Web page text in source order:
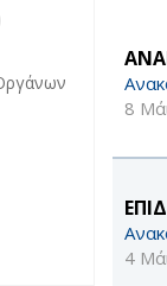
8
4
filter
filter